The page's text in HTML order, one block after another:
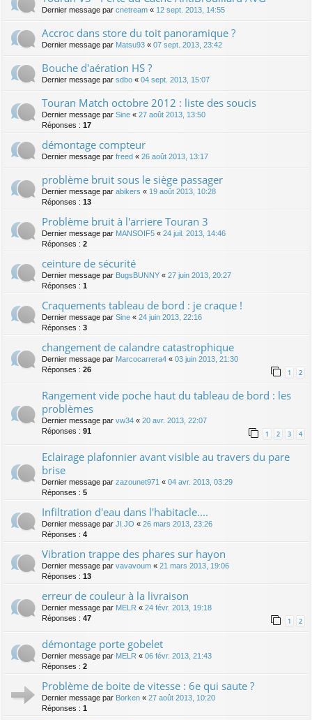
Dernier message par cnetream « 12 sept. 2013, 14:55
Accroc dans store du toit panoramique ?
Dernier message par Matsu93 « 07 sept. 2013, 23:42
Bouche d'aération HS ?
Dernier message par sdbo « 04 sept. 2013, 15:07
Touran Match octobre 2012 : liste des soucis
Dernier message par Sine « 27 août 2013, 13:50
Réponses : 17
démontage compteur
Dernier message par freed « 26 août 2013, 13:17
problème bruit sous le siège passager
Dernier message par abikers « 19 août 2013, 10:28
Réponses : 13
Problème bruit à l'arriere Touran 3
Dernier message par MANSOIF5 « 24 juil. 2013, 14:46
Réponses : 2
ceinture de sécurité
Dernier message par BugsBUNNY « 27 juin 2013, 20:27
Réponses : 1
Craquements tableau de bord : je craque !
Dernier message par Sine « 24 juin 2013, 22:16
Réponses : 3
changement de calandre catastrophique
Dernier message par Marcocarrera4 « 03 juin 2013, 21:30
Réponses : 26 1 2
Rangement vide poche haut du tableau de bord : les
problèmes
Dernier message par vw34 « 20 avr. 2013, 22:07
Réponses : 91 1 2 3 4
Eclairage plafonnier avant visible au travers du pare
brise
Dernier message par zazounet971 « 04 avr. 2013, 03:29
Réponses : 5
Infiltration d'eau dans l'habitacle....
Dernier message par JI.JO « 26 mars 2013, 23:26
Réponses : 4
Vibration trappe des phares sur hayon
Dernier message par vavavoum « 21 mars 2013, 19:06
Réponses : 13
erreur de couleur à la livraison
Dernier message par MELR « 24 févr. 2013, 19:18
Réponses : 47 1 2
démontage porte gobelet
Dernier message par MELR « 06 févr. 2013, 21:43
Réponses : 2
Problème de boite de vitesse : 6e qui saute ?
Dernier message par Borken « 27 août 2013, 10:20
Réponses : 1